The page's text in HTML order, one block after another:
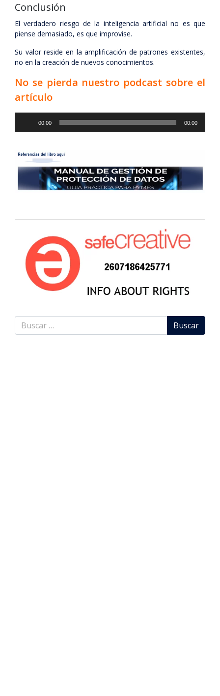
Conclusión
El verdadero riesgo de la inteligencia artificial no es que
piense demasiado, es que improvise.
Su valor reside en la amplificación de patrones existentes,
no en la creación de nuevos conocimientos.
No se pierda nuestro podcast sobre el
artículo
Reproductor
de
00:00 00:00
Buscar